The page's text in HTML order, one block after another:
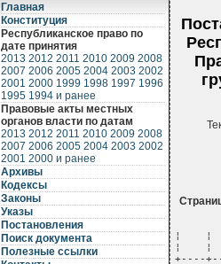
Главная
Конституция
Республиканское право по
дате принятия
2013 2012 2011 2010 2009 2008
2007 2006 2005 2004 2003 2002
2001 2000 1999 1998 1997 1996
1995 1994 и ранее
Правовые акты местных
органов власти по датам
2013 2012 2011 2010 2009 2008
2007 2006 2005 2004 2003 2002
2001 2000 и ранее
Архивы
Кодексы
Законы
Указы
Постановления
Поиск документа
Полезные ссылки
¦    ¦       РЕГЕНЕРИРОВАННЫЙ - порошок или  ¦              ¦                 ¦
¦    ¦       гранулы                         ¦              ¦                 ¦
+----+---------------------------------------+--------------+-----------------+
¦1993¦       Каучук синтетический            ¦     328      ¦   3011, 3013    ¦
¦    ¦       пипериленовый (СКОП)            ¦              ¦                 ¦
+----+---------------------------------------+--------------+-----------------+
¦1287¦       КАУЧУКА РАСТВОР                 ¦     305      ¦      3011       ¦
+----+---------------------------------------+--------------+-----------------+
¦1287¦       КАУЧУКА РАСТВОР (давление паров ¦     305      ¦      3012       ¦
¦    ¦       при 50 °C более 110 кПа)        ¦              ¦                 ¦
+----+---------------------------------------+--------------+-----------------+